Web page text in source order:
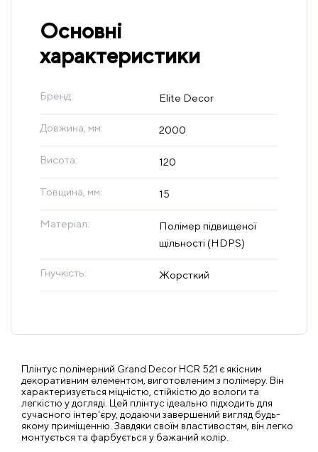
Основні
характеристики
Бренд: Elite Decor
Довжина, мм: 2000
Висота: 120
Товщина, мм: 15
Матеріал:
Полімер підвищеної
щільності (HDPS)
Гнучкість: Жорсткий
Плінтус полімерний Grand Decor HCR 521 є якісним
декоративним елементом, виготовленим з полімеру. Він
характеризується міцністю, стійкістю до вологи та
легкістю у догляді. Цей плінтус ідеально підходить для
сучасного інтер'єру, додаючи завершений вигляд будь-
якому приміщенню. Завдяки своїм властивостям, він легко
монтується та фарбується у бажаний колір.